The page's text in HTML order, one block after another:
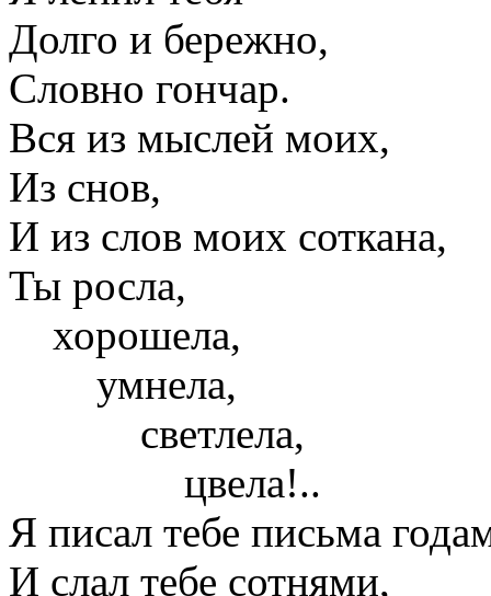
Долго и бережно,
Словно гончар.
Вся из мыслей моих,
Из снов,
И из слов моих соткана,
Ты росла,
хорошела,
умнела,
светлела,
цвела!..
Я писал тебе письма
И слал тебе сотнями,